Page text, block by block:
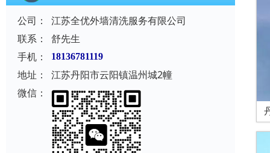
公司：
江苏全优外墙清洗服务有限公司
联系：
舒先生
手机：
18136781119
地址：
江苏丹阳市云阳镇温州城2幢
微信：